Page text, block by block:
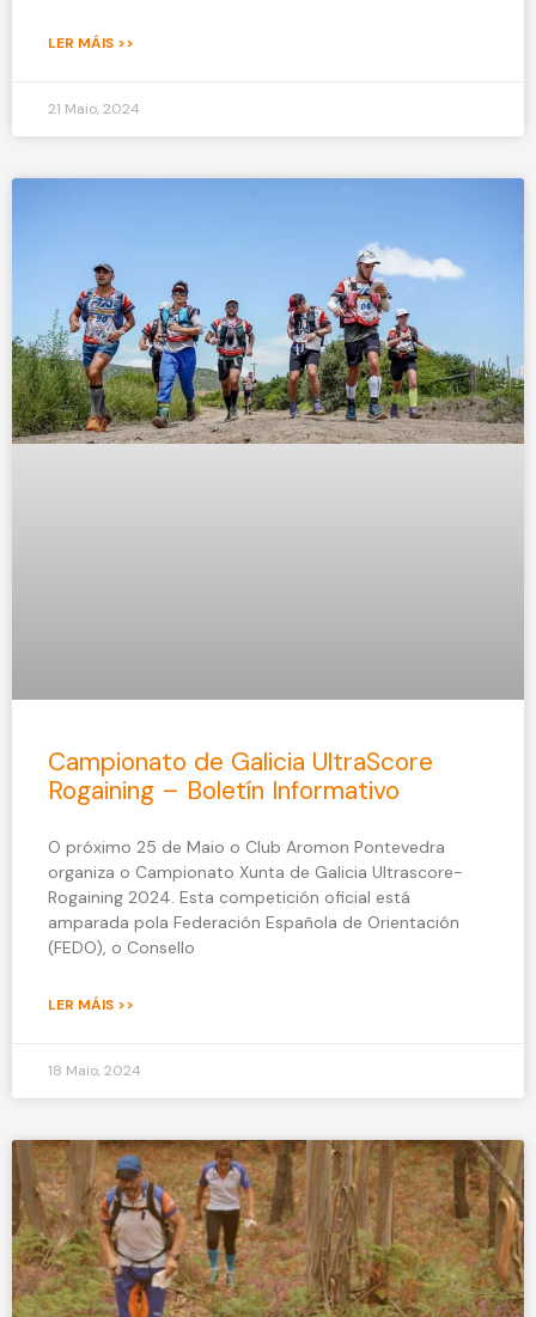
LER MÁIS >>
21 Maio, 2024
Campionato de Galicia UltraScore
Rogaining – Boletín Informativo
O próximo 25 de Maio o Club Aromon Pontevedra
organiza o Campionato Xunta de Galicia Ultrascore-
Rogaining 2024. Esta competición oficial está
amparada pola Federación Española de Orientación
(FEDO), o Consello
LER MÁIS >>
18 Maio, 2024